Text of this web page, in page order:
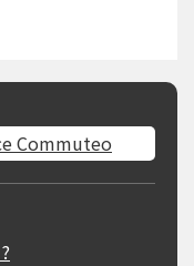
Commuteo